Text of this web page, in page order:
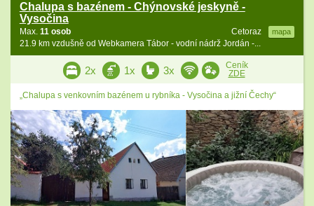
Chalupa s bazénem - Chýnovské jeskyně -
Vysočina
Cetoraz mapa
Max. 11 osob
21.9 km vzdušně od Webkamera Tábor - vodní nádrž Jordán -...
2x 1x 3x
Ceník
ZDE
„Chalupa s venkovním bazénem u rybníka - Vysočina a jižní Čechy“